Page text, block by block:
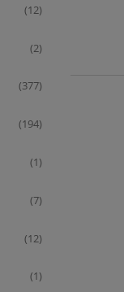
(12)
(2)
(377)
(194)
(1)
(7)
(12)
(1)